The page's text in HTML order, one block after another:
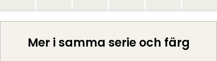
Mer i samma serie och färg